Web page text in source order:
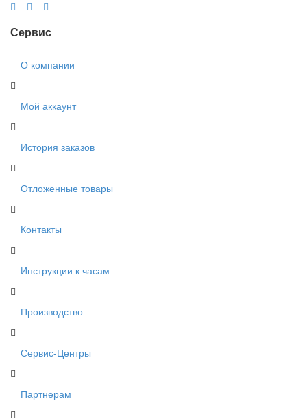
Сервис
О компании
Мой аккаунт
История заказов
Отложенные товары
Контакты
Инструкции к часам
Производство
Сервис-Центры
Партнерам